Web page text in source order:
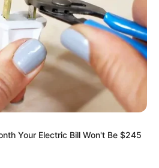
มูลส่วนบุคคล
Your Electric Bill Won't Be $245